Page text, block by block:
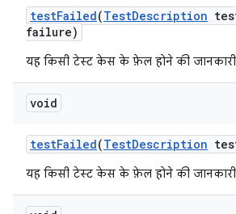
testFailed(TestDescription
failure)
यह किसी टेस्ट केस के फ़ेल होने की जानकारी
void
testFailed(TestDescription
यह किसी टेस्ट केस के फ़ेल होने की जानकारी